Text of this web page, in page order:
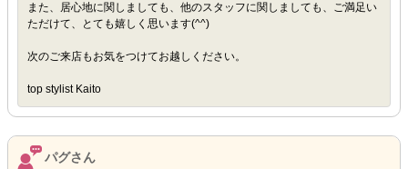
また、居心地に関しましても、他のスタッフに関しましても、ご満足い
ただけて、とても嬉しく思います(^^)
次のご来店もお気をつけてお越しください。
top stylist Kaito
パグさん